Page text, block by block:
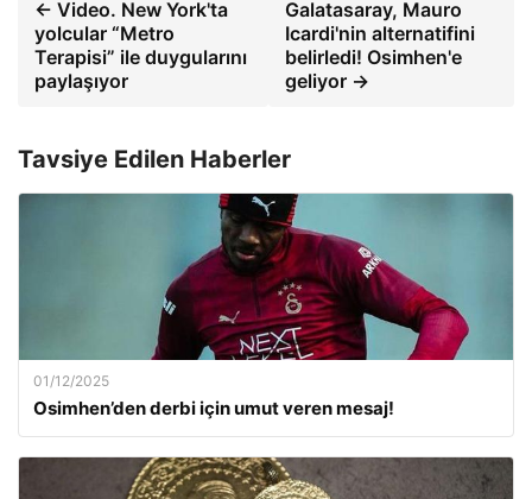
← Video. New York'ta
yolcular “Metro
Terapisi” ile duygularını
paylaşıyor
Galatasaray, Mauro
Icardi'nin alternatifini
belirledi! Osimhen'e
geliyor →
Tavsiye Edilen Haberler
01/12/2025
Osimhen’den derbi için umut veren mesaj!